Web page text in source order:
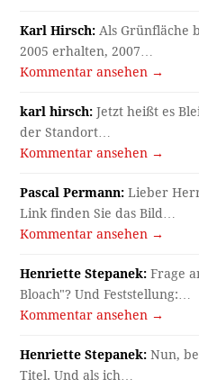
Karl Hirsch: Als Grünfläche
2005 erhalten, 2007…
Kommentar ansehen →
karl hirsch: Jetzt heißt es
der Standort…
Kommentar ansehen →
Pascal Permann: Lieber
Link finden Sie das Bild…
Kommentar ansehen →
Henriette Stepanek: Frage
Bloach"? Und Feststellung:…
Kommentar ansehen →
Henriette Stepanek: Nun,
Titel. Und als ich…